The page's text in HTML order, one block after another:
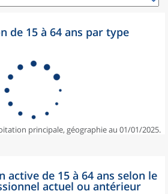
de 15 à 64 ans par type
principale, géographie au 01/01/2025.
active de 15 à 64 ans selon le
actuel ou antérieur